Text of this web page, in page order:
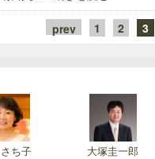
prev 1 2 3
ち子 大塚圭一郎